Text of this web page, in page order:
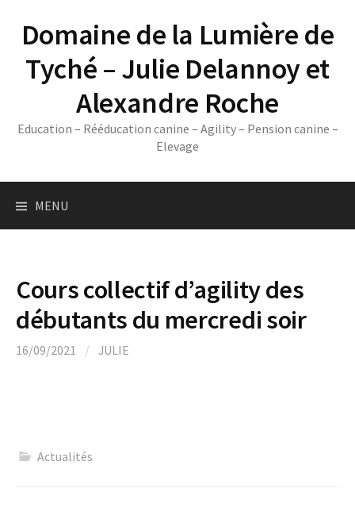
contentDomaine de la Lumière de
Tyché – Julie Delannoy et
Alexandre Roche
Education – Rééducation canine – Agility – Pension canine –
Elevage
MENU
Cours collectif d’agility des
débutants du mercredi soir
16/09/2021 / JULIE
Actualités